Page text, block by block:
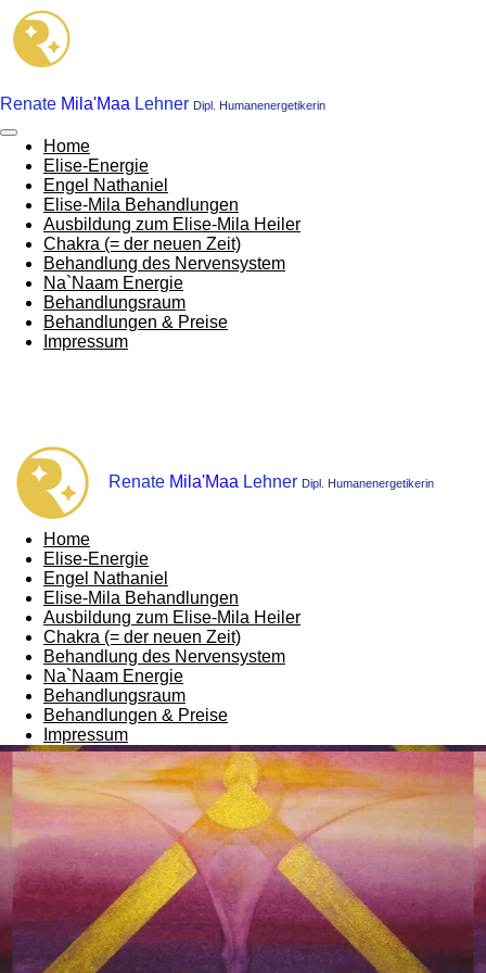
Zum
Hauptinhalt
springen
Renate Mila'Maa Lehner Dipl. Humanenergetikerin
Home
Elise-Energie
Engel Nathaniel
Elise-Mila Behandlungen
Ausbildung zum Elise-Mila Heiler
Chakra (= der neuen Zeit)
Behandlung des Nervensystem
Na`Naam Energie
Behandlungsraum
Behandlungen & Preise
Impressum
Renate Mila'Maa Lehner Dipl. Humanenergetikerin
Home
Elise-Energie
Engel Nathaniel
Elise-Mila Behandlungen
Ausbildung zum Elise-Mila Heiler
Chakra (= der neuen Zeit)
Behandlung des Nervensystem
Na`Naam Energie
Behandlungsraum
Behandlungen & Preise
Impressum